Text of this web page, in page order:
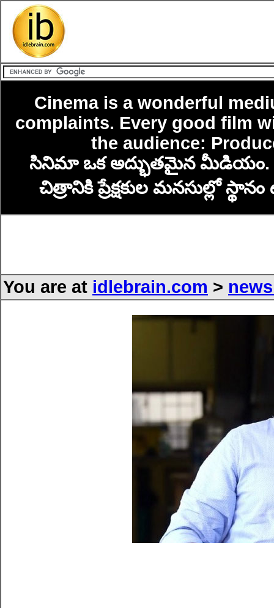
Cinema is a wonderful
complaints. Every good film
the audience:
సినిమా ఒక అద్భుతమైన మీడియం.
చిత్రానికి ప్రేక్షకుల మనసుల్లో
You are at idlebrain.com >